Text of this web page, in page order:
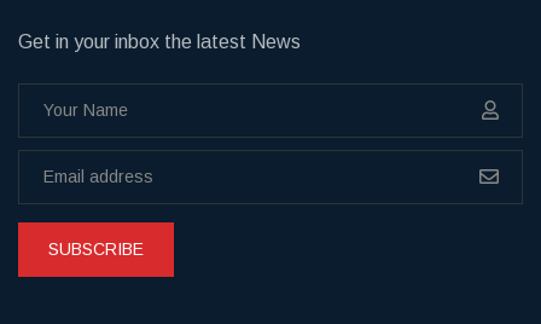
Get in your inbox the latest News
SUBSCRIBE